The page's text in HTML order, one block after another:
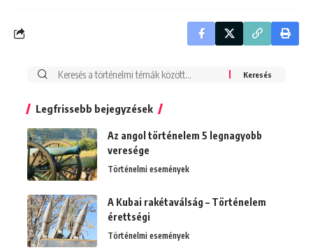
Search
Legfrissebb bejegyzések
Az angol történelem 5 legnagyobb
veresége
Történelmi események
A Kubai rakétaválság – Történelem
érettségi
Történelmi események